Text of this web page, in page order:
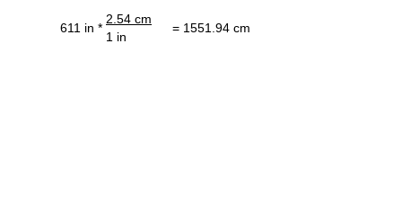
611 in *
2.54 cm
= 1551.94 cm
1 in